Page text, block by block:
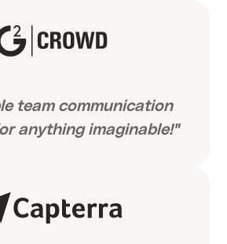
team communication
anything imaginable!"